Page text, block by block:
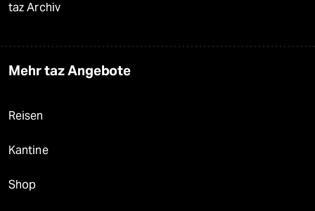
taz Archiv
Mehr taz Angebote
Reisen
Kantine
Shop